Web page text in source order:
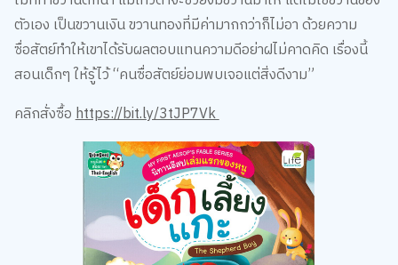
ตัวเอง เป็นขวานเงิน ขวานทองที่มีค่ามากกว่าก็ไม่อา ด้วยความ
ซื่อสัตย์ทำให้เขาได้รับผลตอบแทนความดีอย่าฝไม่คาดคิด เรื่องนี้
สอนเด็กๆ ให้รู้ไว้ “คนซื่อสัตย์ย่อมพบเจอแต่สิ่งดีงาม”
คลิกสั่งซื้อ